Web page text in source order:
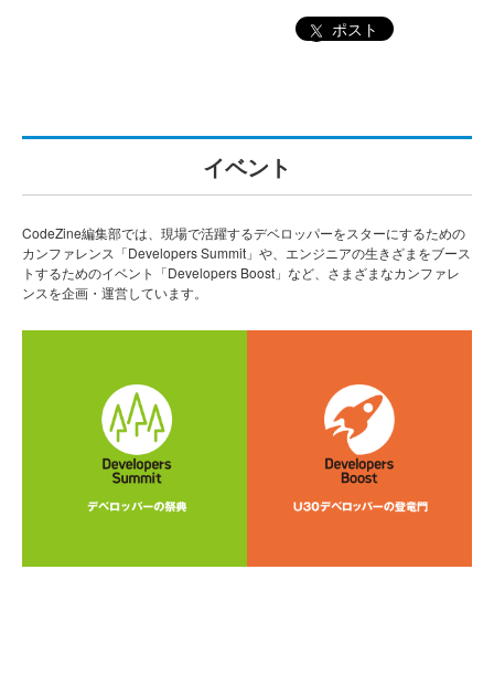
ポスト
イベント
CodeZine編集部では、現場で活躍するデベロッパーをスターにするための
カンファレンス「Developers Summit」や、エンジニアの生きざまをブース
トするためのイベント「Developers Boost」など、さまざまなカンファレ
ンスを企画・運営しています。